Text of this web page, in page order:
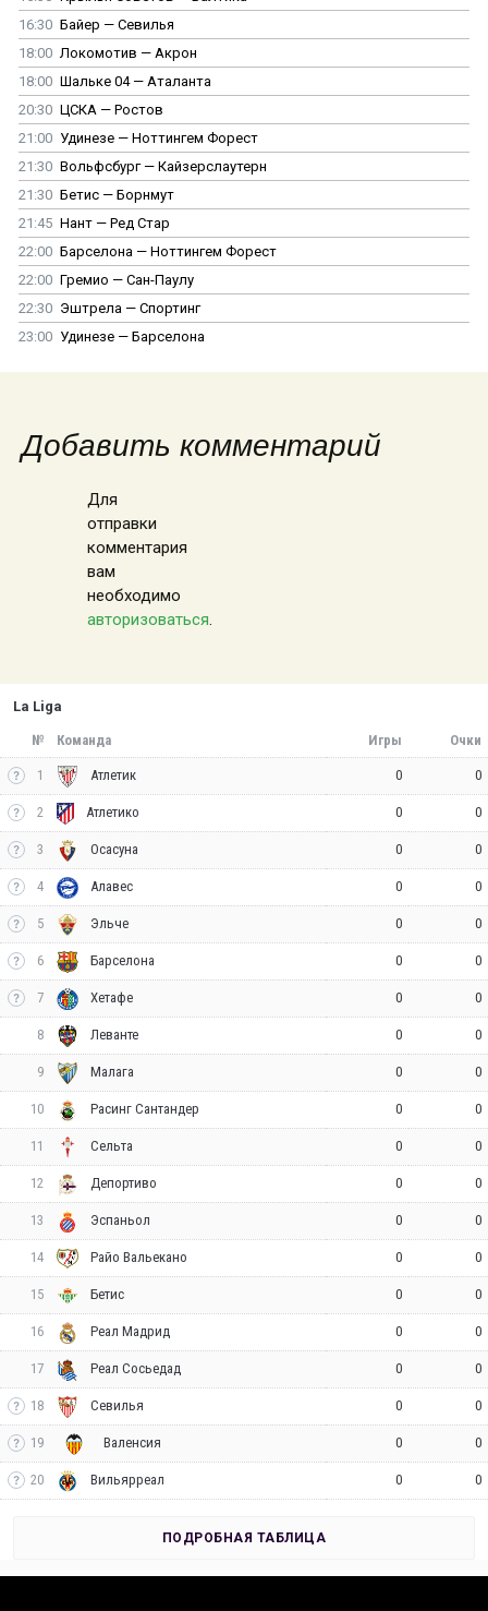
16:30 Байер — Севилья
18:00 Локомотив — Акрон
18:00 Шальке 04 — Аталанта
20:30 ЦСКА — Ростов
21:00 Удинезе — Ноттингем Форест
21:30 Вольфсбург — Кайзерслаутерн
21:30 Бетис — Борнмут
21:45 Нант — Ред Стар
22:00 Барселона — Ноттингем Форест
22:00 Гремио — Сан-Паулу
22:30 Эштрела — Спортинг
23:00 Удинезе — Барселона
Добавить комментарий
Для
отправки
комментария
вам
необходимо
авторизоваться.
La Liga
№ Команда Игры Очки
1 Атлетик 0 0
2 Атлетико 0 0
3 Осасуна 0 0
4 Алавес 0 0
5 Эльче 0 0
6 Барселона 0 0
7 Хетафе 0 0
8 Леванте 0 0
9 Малага 0 0
10 Расинг Сантандер 0 0
11 Сельта 0 0
12 Депортиво 0 0
13 Эспаньол 0 0
14 Райо Вальекано 0 0
15 Бетис 0 0
16 Реал Мадрид 0 0
17 Реал Сосьедад 0 0
18 Севилья 0 0
19 Валенсия 0 0
20 Вильярреал 0 0
ПОДРОБНАЯ ТАБЛИЦА